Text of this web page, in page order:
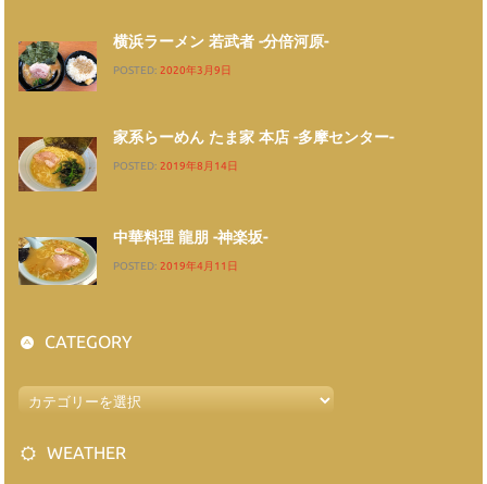
横浜ラーメン 若武者 -分倍河原-
POSTED: 2020年3月9日
家系らーめん たま家 本店 -多摩センター-
POSTED: 2019年8月14日
中華料理 龍朋 -神楽坂-
POSTED: 2019年4月11日
CATEGORY
WEATHER